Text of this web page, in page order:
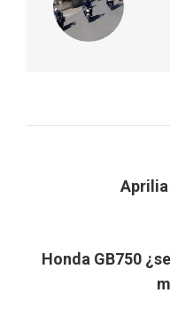
navigation
Aprilia
Honda GB750